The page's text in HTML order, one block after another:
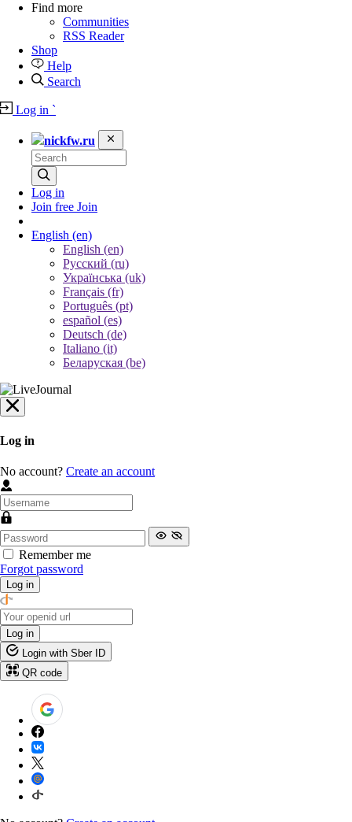
Find more
Communities
RSS Reader
Shop
Help
Search
Log in `
nickfw.ru
Log in
Join free Join
English (en)
English (en)
Русский (ru)
Українська (uk)
Français (fr)
Português (pt)
español (es)
Deutsch (de)
Italiano (it)
Беларуская (be)
Log in
No account? Create an account
Remember me
Forgot password
Log in
Log in
Login with Sber ID
QR code